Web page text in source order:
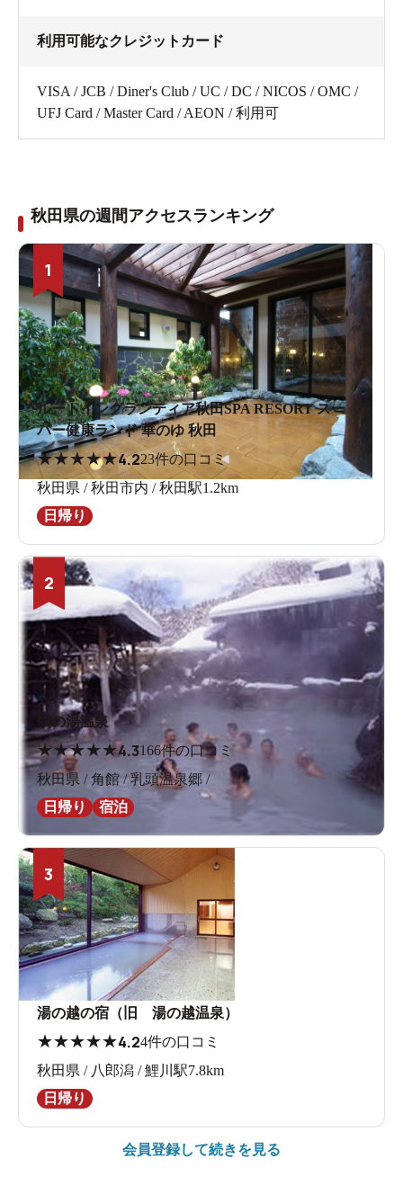
利用可能なクレジットカード
VISA / JCB / Diner's Club / UC / DC / NICOS / OMC /
UFJ Card / Master Card / AEON / 利用可
秋田県の週間アクセスランキング
1
ルートイングランティア秋田SPA RESORT スー
パー健康ランド 華のゆ 秋田
★★★★★4.223件の口コミ
秋田県 / 秋田市内 / 秋田駅1.2km
日帰り
2
鶴の湯温泉
★★★★★4.3166件の口コミ
秋田県 / 角館 / 乳頭温泉郷 /
日帰り
宿泊
3
湯の越の宿（旧 湯の越温泉）
★★★★★4.24件の口コミ
秋田県 / 八郎潟 / 鯉川駅7.8km
日帰り
会員登録して続きを見る